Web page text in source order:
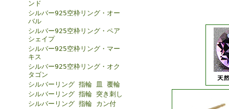
ンド
シルバー925空枠リング・オー
バル
シルバー925空枠リング・ペア
シェイプ
シルバー925空枠リング・マー
キス
シルバー925空枠リング・オク
タゴン
シルバーリング 指輪 皿 覆輪
シルバーリング 指輪 突き刺し
シルバーリング 指輪 カン付